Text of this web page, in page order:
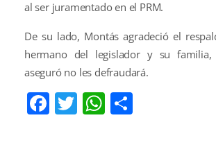
al ser juramentado en el PRM.
De su lado, Montás agradeció el
hermano del legislador y su
aseguró no les defraudará.
Facebook
TwitterWhatsApp